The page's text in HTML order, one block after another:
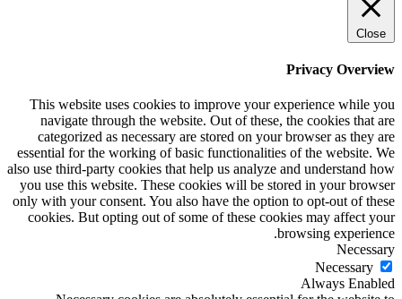
Close
Privacy Overview
This website uses cookies to improve your experience while you
navigate through the website. Out of these, the cookies that are
categorized as necessary are stored on your browser as they are
essential for the working of basic functionalities of the website. We
also use third-party cookies that help us analyze and understand how
you use this website. These cookies will be stored in your browser
only with your consent. You also have the option to opt-out of these
cookies. But opting out of some of these cookies may affect your
browsing experience.
Necessary
Necessary
Always Enabled